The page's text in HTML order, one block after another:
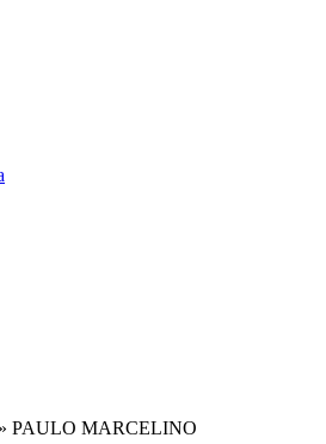
» PAULO MARCELINO